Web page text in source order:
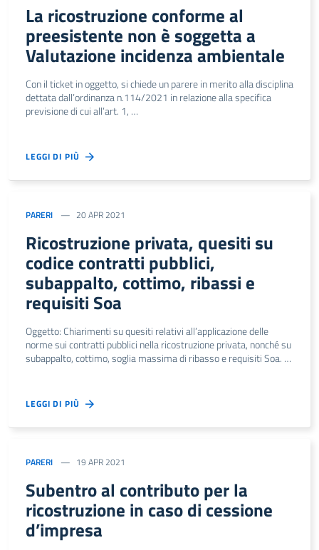
La ricostruzione conforme al
preesistente non è soggetta a
Valutazione incidenza ambientale
Con il ticket in oggetto, si chiede un parere in merito alla disciplina
dettata dall’ordinanza n.114/2021 in relazione alla specifica
previsione di cui all’art. 1, …
LEGGI DI PIÙ
PARERI 20 APR 2021
Ricostruzione privata, quesiti su
codice contratti pubblici,
subappalto, cottimo, ribassi e
requisiti Soa
Oggetto: Chiarimenti su quesiti relativi all’applicazione delle
norme sui contratti pubblici nella ricostruzione privata, nonché su
subappalto, cottimo, soglia massima di ribasso e requisiti Soa. …
LEGGI DI PIÙ
PARERI 19 APR 2021
Subentro al contributo per la
ricostruzione in caso di cessione
d’impresa